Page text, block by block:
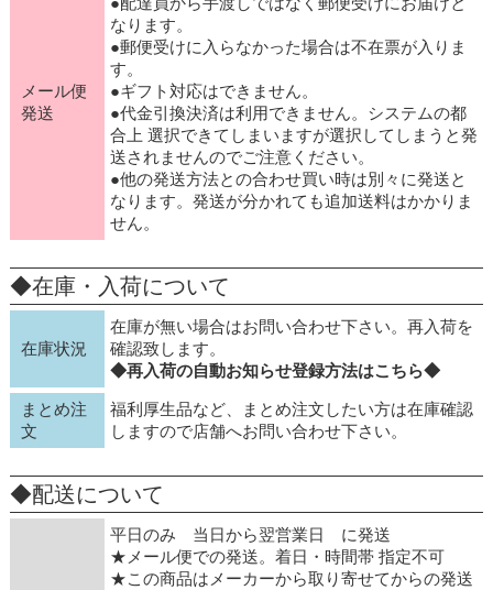
メール便
発送
なります。
●郵便受けに入らなかった場合は不在票が入りま
す。
●ギフト対応はできません。
●代金引換決済は利用できません。システムの都
合上 選択できてしまいますが選択してしまうと発
送されませんのでご注意ください。
●他の発送方法との合わせ買い時は別々に発送と
なります。発送が分かれても追加送料はかかりま
せん。
◆在庫・入荷について
在庫状況
在庫が無い場合はお問い合わせ下さい。再入荷を
確認致します。
◆再入荷の自動お知らせ登録方法はこちら◆
まとめ注
文
福利厚生品など、まとめ注文したい方は在庫確認
しますので店舗へお問い合わせ下さい。
◆配送について
平日のみ 当日から翌営業日 に発送
★メール便での発送。着日・時間帯 指定不可
★この商品はメーカーから取り寄せてからの発送